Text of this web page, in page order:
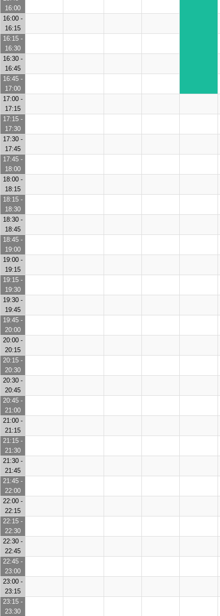
16:00
16:00 -
16:15
16:15 -
16:30
16:30 -
16:45
16:45 -
17:00
17:00 -
17:15
17:15 -
17:30
17:30 -
17:45
17:45 -
18:00
18:00 -
18:15
18:15 -
18:30
18:30 -
18:45
18:45 -
19:00
19:00 -
19:15
19:15 -
19:30
19:30 -
19:45
19:45 -
20:00
20:00 -
20:15
20:15 -
20:30
20:30 -
20:45
20:45 -
21:00
21:00 -
21:15
21:15 -
21:30
21:30 -
21:45
21:45 -
22:00
22:00 -
22:15
22:15 -
22:30
22:30 -
22:45
22:45 -
23:00
23:00 -
23:15
23:15 -
23:30